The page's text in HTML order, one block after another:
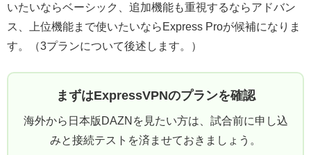
いたいならベーシック、追加機能も重視するならアドバン
ス、上位機能まで使いたいならExpress Proが候補になりま
す。（3プランについて後述します。）
まずはExpressVPNのプランを確認
海外から日本版DAZNを見たい方は、試合前に申し込
みと接続テストを済ませておきましょう。